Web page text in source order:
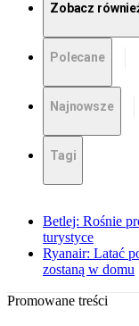
Zobacz
Polecane
Najnowsze
Tagi
Betlej: Rośnie
turystyce
Ryanair: Latać
zostaną w domu
Promowane treści